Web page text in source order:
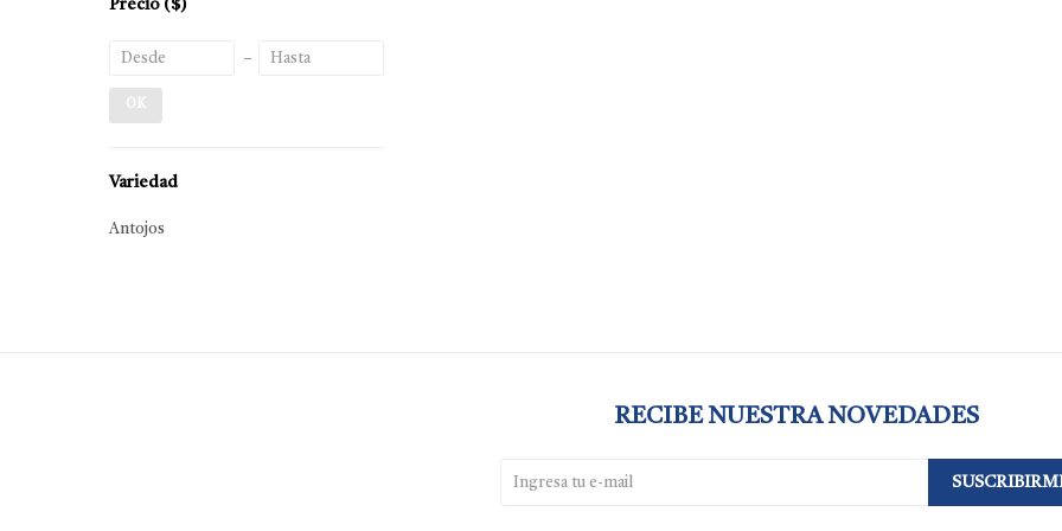
Precio ($)
OK
Variedad
Antojos
RECIBE NUESTRA NOVEDADES